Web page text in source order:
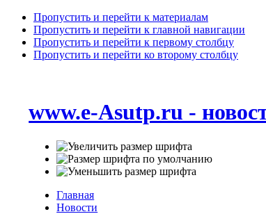
Пропустить и перейти к материалам
Пропустить и перейти к главной навигации
Пропустить и перейти к первому столбцу
Пропустить и перейти ко второму столбцу
www.e-Asutp.ru -
Главная
Новости